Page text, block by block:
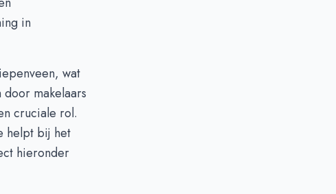
in
wat
makelaars
cruciale rol.
helpt bij het
hieronder